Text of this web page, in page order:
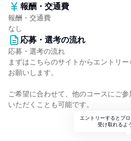
報酬・交通費
報酬・交通費
なし
応募・選考の流れ
応募・選考の流れ
まずはこちらのサイトからエントリー
お願いします。
ご希望に合わせて、他のコースにご参
いただくことも可能です。
エントリーするとプ
受け取れるよ